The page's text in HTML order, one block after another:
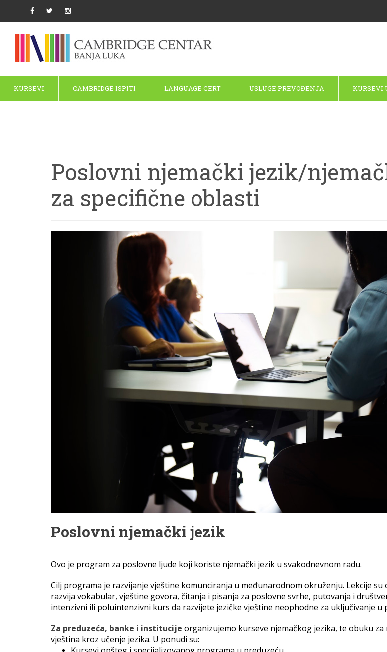
KURSEVI CAMBRIDGE ISPITI LANGUAGE CERT USLUGE PREVOĐENJA KURSEVI
Poslovni njemački jezik/
za specifične oblasti
Poslovni njemački jezik
Ovo je program za poslovne ljude koji koriste njemački jezik u svakodnevnom radu.
Cilj programa je razvijanje vještine komunciranja u međunarodnom okruženju. Lekcije su
razvija vokabular, vještine govora, čitanja i pisanja za poslovne svrhe, putovanja i
intenzivni ili poluintenzivni kurs da razvijete jezičke vještine neophodne za uključivanje u
Za preduzeća, banke i institucije organizujemo kurseve njemačkog jezika, te obuku za
vještina kroz učenje jezika. U ponudi su: